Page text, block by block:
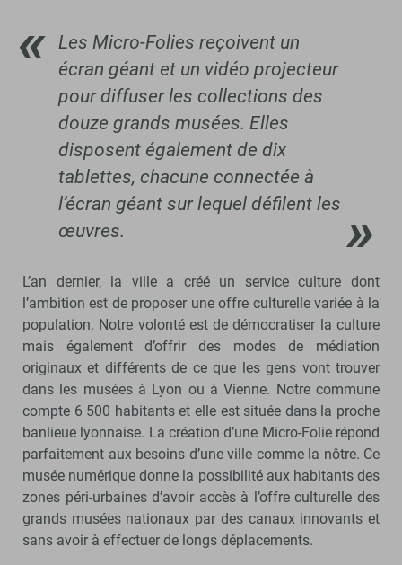
Les Micro-Folies reçoivent un
écran géant et un vidéo projecteur
pour diffuser les collections des
douze grands musées. Elles
disposent également de dix
tablettes, chacune connectée à
l’écran géant sur lequel défilent les
œuvres.
L’an dernier, la ville a créé un service culture dont
l’ambition est de proposer une offre culturelle variée à la
population. Notre volonté est de démocratiser la culture
mais également d’offrir des modes de médiation
originaux et différents de ce que les gens vont trouver
dans les musées à Lyon ou à Vienne. Notre commune
compte 6 500 habitants et elle est située dans la proche
banlieue lyonnaise. La création d’une Micro-Folie répond
parfaitement aux besoins d’une ville comme la nôtre. Ce
musée numérique donne la possibilité aux habitants des
zones péri-urbaines d’avoir accès à l’offre culturelle des
grands musées nationaux par des canaux innovants et
sans avoir à effectuer de longs déplacements.